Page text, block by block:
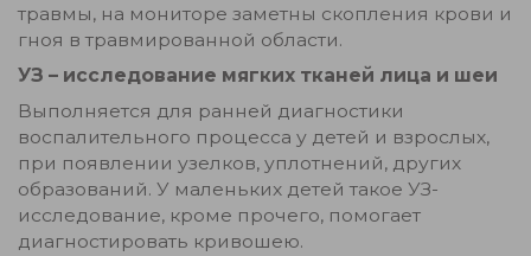
травмы, на мониторе заметны скопления крови и
гноя в травмированной области.
УЗ – исследование мягких тканей лица и шеи
Выполняется для ранней диагностики
воспалительного процесса у детей и взрослых,
при появлении узелков, уплотнений, других
образований. У маленьких детей такое УЗ-
исследование, кроме прочего, помогает
диагностировать кривошею.